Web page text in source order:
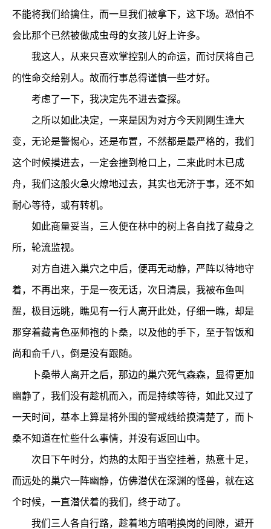
不能将我们给擒住，而一旦我们被拿下，这下场。恐怕不
会比那个已然被做成虫母的女孩儿好上许多。
我这人，从来只喜欢掌控别人的命运，而讨厌将自己
的性命交给别人。故而行事总得谨慎一些才好。
考虑了一下，我决定先不进去查探。
之所以如此决定，一来是因为对方今天刚刚生逢大
变，无论是警惕心，还是布置，不然都是最严格的，我们
这个时候摸进去，一定会撞到枪口上，二来此时木已成
舟，我们这般火急火燎地过去，其实也无济于事，还不如
耐心等待，或有转机。
如此商量妥当，三人便在林中的树上各自找了藏身之
所，轮流监视。
对方自进入巢穴之中后，便再无动静，严阵以待地守
着，不再出来，于是一夜无话，次日清晨，我被布鱼叫
醒，极目远眺，瞧见有一行人离开此处，仔细一瞧，却是
那穿着藏青色巫师袍的卜桑，以及他的手下，至于智饭和
尚和俞千八，倒是没有跟随。
卜桑带人离开之后，那边的巢穴死气森森，显得更加
幽静了，我们没有趁机而入，而是持续等待，如此又过了
一天时间，基本上算是将外围的警戒线给摸清楚了，而卜
桑不知道在忙些什么事情，并没有返回山中。
次日下午时分，灼热的太阳于当空挂着，热意十足，
而远处的巢穴一阵幽静，仿佛潜伏在深渊的怪兽，就在这
个时候，一直潜伏着的我们，终于动了。
我们三人各自行路，趁着地方暗哨换岗的间隙，避开